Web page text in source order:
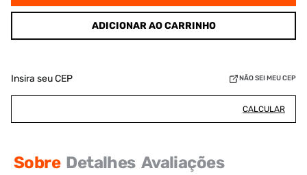
ADICIONAR AO CARRINHO
Insira seu CEP NÃO SEI MEU CEP
CALCULAR
Sobre Detalhes Avaliações